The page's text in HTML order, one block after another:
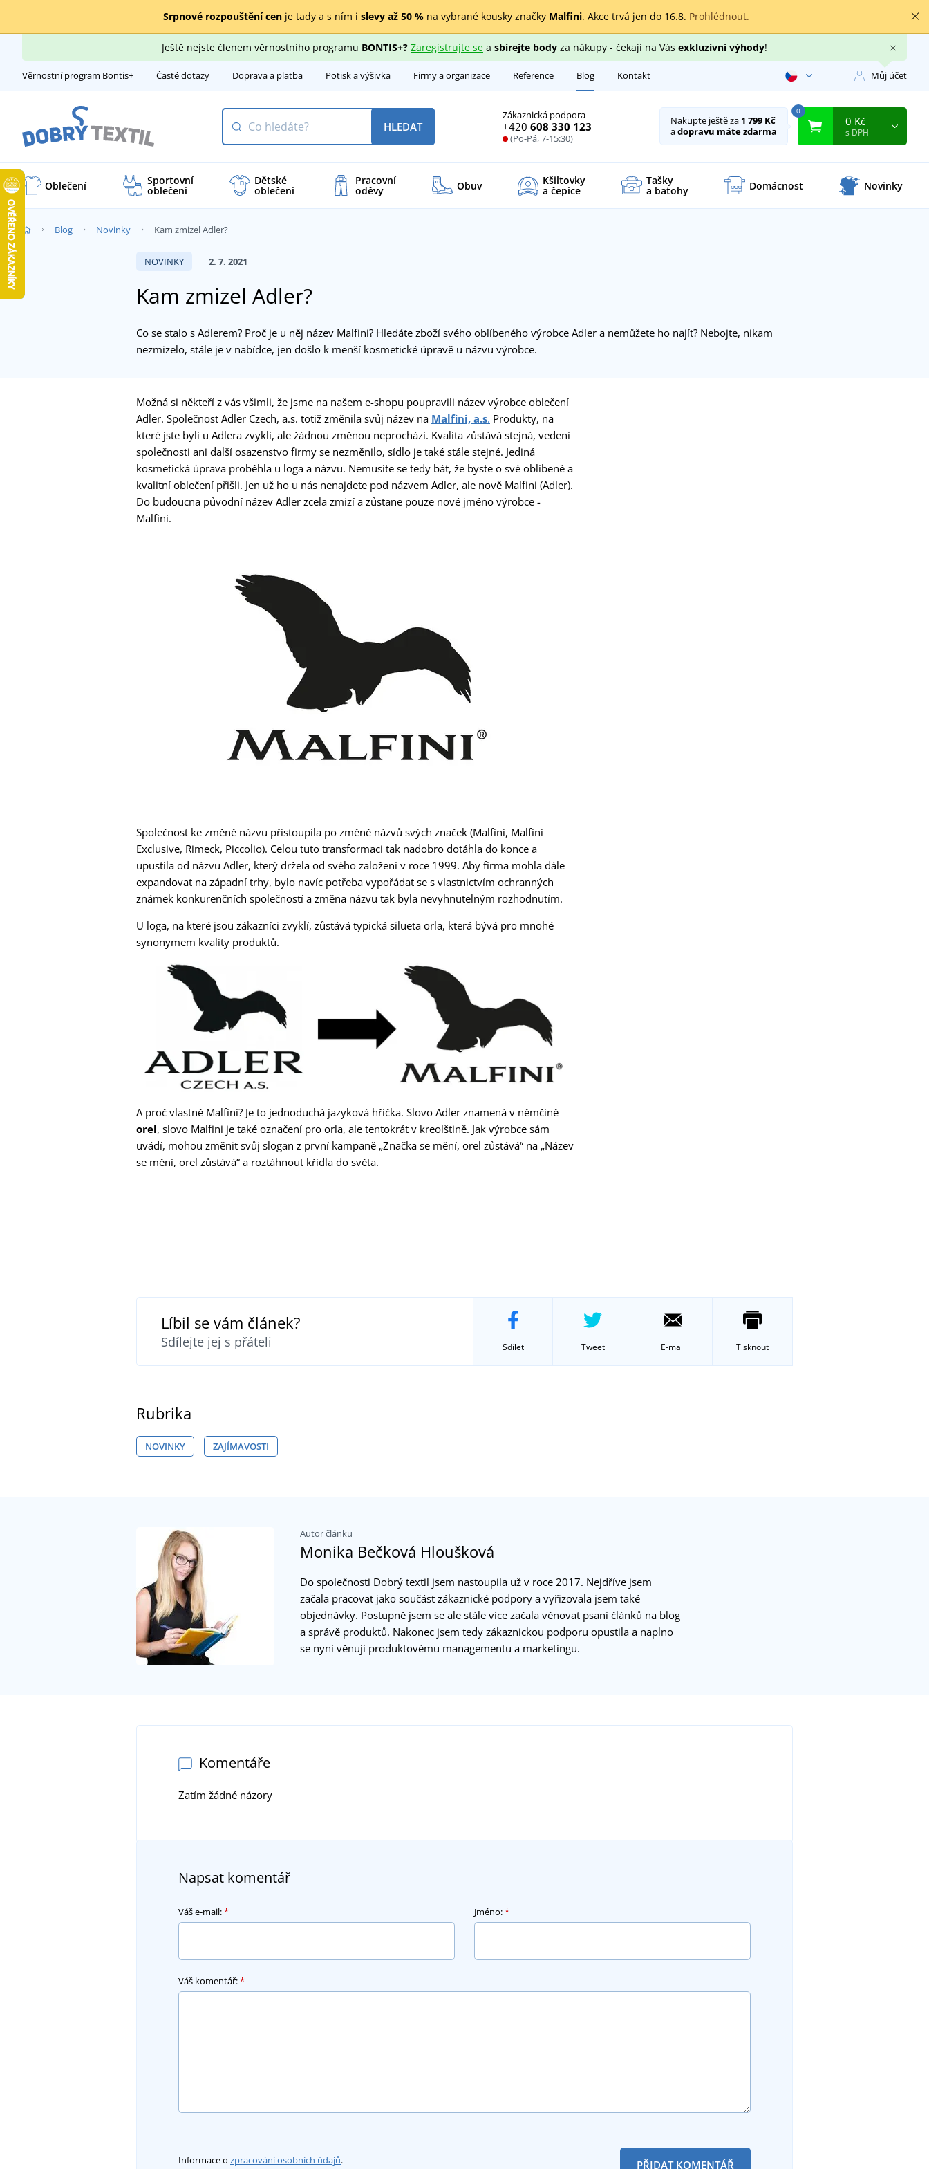
Srpnové rozpouštění cenje tady a s ním i slevy až 50 %na vybrané kousky značky Malfini. Akce trvá jen do 16.8. Prohlédnout.
Ještě nejste členem věrnostního programu BONTIS+? Zaregistrujte sea sbírejte bodyza nákupy - čekají na Vás exkluzivní výhody!
Věrnostní program Bontis+ Časté dotazy Doprava a platba Potisk a výšivka Firmy a organizace Reference Blog Kontakt Můj účet
Zákaznická podpora
+420 608 330 123
(Po-Pá, 7-15:30)
HLEDAT Nakupte ještě za 1 799 Kč
adopravu máte zdarma
0
0 Kč
s DPH
Oblečení Sportovní
oblečení
Dětské
oblečení
Pracovní
oděvy Obuv Kšiltovky
a čepice
Tašky
a batohy Domácnost Novinky
Blog Novinky Kam zmizel Adler?
NOVINKY 2. 7. 2021
Kam zmizel Adler?
Co se stalo s Adlerem? Proč je u něj název Malfini? Hledáte zboží svého oblíbeného výrobce Adler a nemůžete ho najít? Nebojte, nikam
nezmizelo, stále je v nabídce, jen došlo k menší kosmetické úpravě u názvu výrobce.
Možná si někteří z vás všimli, že jsme na našem e-shopu poupravili název výrobce oblečení
Adler. Společnost Adler Czech, a.s. totiž změnila svůj název na Malfini, a.s. Produkty, na
které jste byli u Adlera zvyklí, ale žádnou změnou neprochází. Kvalita zůstává stejná, vedení
společnosti ani další osazenstvo firmy se nezměnilo, sídlo je také stále stejné. Jediná
kosmetická úprava proběhla u loga a názvu. Nemusíte se tedy bát, že byste o své oblíbené a
kvalitní oblečení přišli. Jen už ho u nás nenajdete pod názvem Adler, ale nově Malfini (Adler).
Do budoucna původní název Adler zcela zmizí a zůstane pouze nové jméno výrobce -
Malfini.
Společnost ke změně názvu přistoupila po změně názvů svých značek (Malfini, Malfini
Exclusive, Rimeck, Piccolio). Celou tuto transformaci tak nadobro dotáhla do konce a
upustila od názvu Adler, který držela od svého založení v roce 1999. Aby firma mohla dále
expandovat na západní trhy, bylo navíc potřeba vypořádat se s vlastnictvím ochranných
známek konkurenčních společností a změna názvu tak byla nevyhnutelným rozhodnutím.
U loga, na které jsou zákazníci zvyklí, zůstává typická silueta orla, která bývá pro mnohé
synonymem kvality produktů.
A proč vlastně Malfini? Je to jednoduchá jazyková hříčka. Slovo Adler znamená v němčině
orel, slovo Malfini je také označení pro orla, ale tentokrát v kreolštině. Jak výrobce sám
uvádí, mohou změnit svůj slogan z první kampaně „Značka se mění, orel zůstává“ na „Název
se mění, orel zůstává“ a roztáhnout křídla do světa.
Líbil se vám článek?
Sdílejte jej s přáteli Sdílet Tweet E-mail Tisknout
Rubrika
NOVINKY ZAJÍMAVOSTI
Autor článku
Monika Bečková Hloušková
Do společnosti Dobrý textil jsem nastoupila už v roce 2017. Nejdříve jsem
začala pracovat jako součást zákaznické podpory a vyřizovala jsem také
objednávky. Postupně jsem se ale stále více začala věnovat psaní článků na blog
a správě produktů. Nakonec jsem tedy zákaznickou podporu opustila a naplno
se nyní věnuji produktovému managementu a marketingu.
Komentáře
Zatím žádné názory
Napsat komentář
Váš e-mail:* Jméno:*
Váš komentář:*
Informace o zpracování osobních údajů. PŘIDAT KOMENTÁŘ